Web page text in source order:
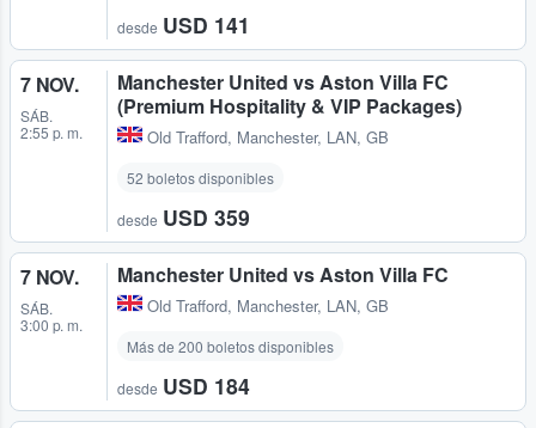
desde USD 141
7 NOV.
SÁB.
2:55 p. m.
Manchester United vs Aston Villa FC
(Premium Hospitality & VIP Packages)
Old Trafford, Manchester, LAN, GB
52 boletos disponibles
desde USD 359
7 NOV.
SÁB.
3:00 p. m.
Manchester United vs Aston Villa FC
Old Trafford, Manchester, LAN, GB
Más de 200 boletos disponibles
desde USD 184